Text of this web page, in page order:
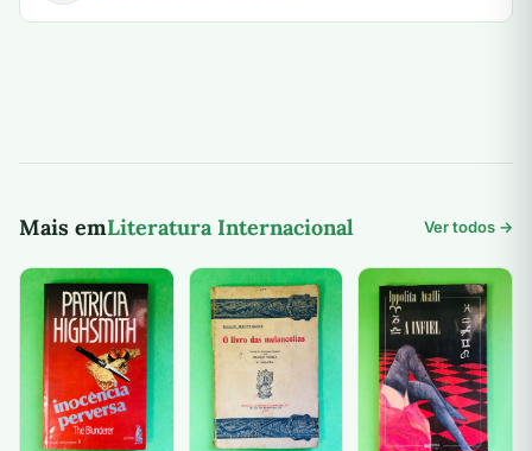
Mais emLiteratura Internacional Ver todos →